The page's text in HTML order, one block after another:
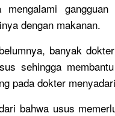
mengalami
dengan makanan.
banyak
sehingga
pada dokter
bahwa usus